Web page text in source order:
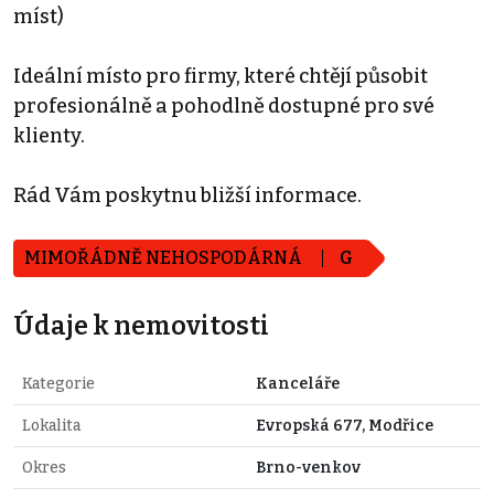
míst)
Ideální místo pro firmy, které chtějí působit
profesionálně a pohodlně dostupné pro své
klienty.
Rád Vám poskytnu bližší informace.
MIMOŘÁDNĚ NEHOSPODÁRNÁ G
Údaje k nemovitosti
Kategorie Kanceláře
Lokalita Evropská 677, Modřice
Okres Brno-venkov